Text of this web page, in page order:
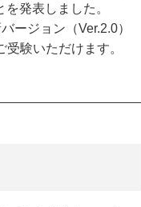
発表しました。
ージョン（Ver.2.0）
験いただけます。